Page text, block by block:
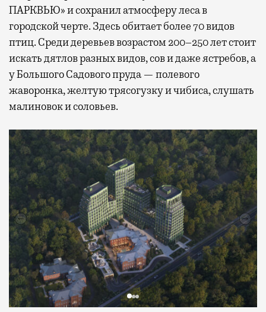
ПАРКВЬЮ» и сохранил атмосферу леса в
городской черте. Здесь обитает более 70 видов
птиц. Среди деревьев возрастом 200–250 лет стоит
искать дятлов разных видов, сов и даже ястребов, а
у Большого Садового пруда — полевого
жаворонка, желтую трясогузку и чибиса, слушать
малиновок и соловьев.